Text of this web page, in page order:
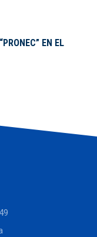
EN EL